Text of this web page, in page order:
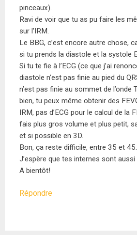
pinceaux).
Ravi de voir que tu as pu faire les
sur l’IRM.
Le BBG, c’est encore autre chose,
si tu prends la diastole et la systole
Si tu te fie à l’ECG (ce que j’ai
diastole n’est pas finie au pied du
n’est pas finie au sommet de l’onde
bien, tu peux même obtenir des
IRM, pas d’ECG pour le calcul de la
fais plus gros volume et plus petit,
et si possible en 3D.
Bon, ça reste difficile, entre 35 et
J’espère que tes internes sont
A bientôt!
Répondre